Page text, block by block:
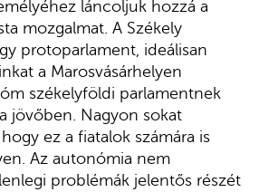
láncoljuk hozzá a
mozgalmat. A Székely
protoparlament, ideálisan
a Marosvásárhelyen
székelyföldi parlamentnek
jövőben. Nagyon sokat
ez a fiatalok számára is
Az autonómia nem
problémák jelentős részét